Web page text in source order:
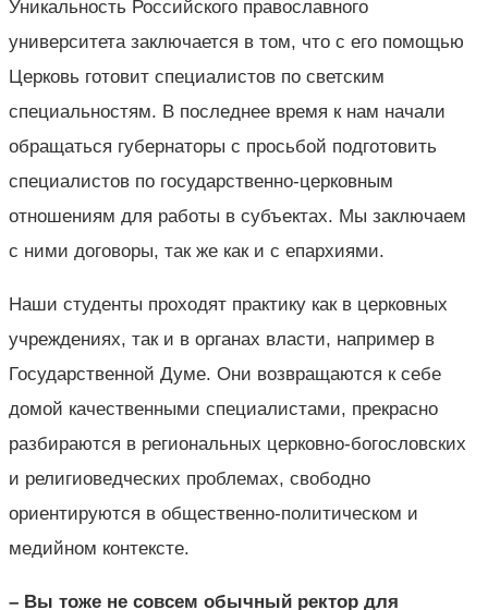
Уникальность Российского православного
университета заключается в том, что с его помощью
Церковь готовит специалистов по светским
специальностям. В последнее время к нам начали
обращаться губернаторы с просьбой подготовить
специалистов по государственно-церковным
отношениям для работы в субъектах. Мы заключаем
с ними договоры, так же как и с епархиями.
Наши студенты проходят практику как в церковных
учреждениях, так и в органах власти, например в
Государственной Думе. Они возвращаются к себе
домой качественными специалистами, прекрасно
разбираются в региональных церковно-богословских
и религиоведческих проблемах, свободно
ориентируются в общественно-политическом и
медийном контексте.
– Вы тоже не совсем обычный ректор для